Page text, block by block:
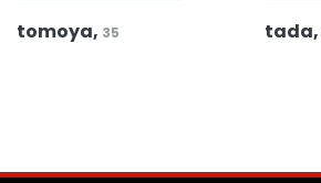
tomoya, 35 tada,